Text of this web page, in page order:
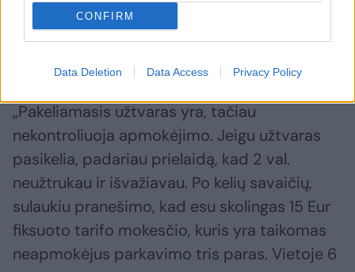
CONFIRM
Data Deletion Data Access Privacy Policy
net ir nesumokėjus už stovėjimą, jam buvo
pakeltas automatinis užtvaras, leidęs
„Pakeliamasis užtvaras yra, tačiau
nekontroliuoja apmokėjimo. Jeigu užtvaras
pasikelia, padariau prielaidą, kad 2 val.
neužtrukau ir išvažiavau. Po kelių savaičių,
sulaukiu pranešimo, kad esu skolingas 15 Eur
fiksuoto tarifo mokesčio, kuris yra taikomas
neapmokėjus parkavimo tris paras. Vietoje 6